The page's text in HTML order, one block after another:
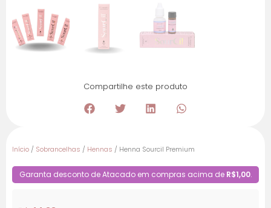
Compartilhe este produto
Início / Sobrancelhas / Hennas / Henna Sourcil Premium
Garanta desconto de Atacado em compras acima de R$1,00.